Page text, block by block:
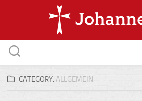
CATEGORY:ALLGEMEIN